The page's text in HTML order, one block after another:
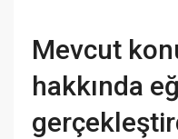
Mevcut
hakkında